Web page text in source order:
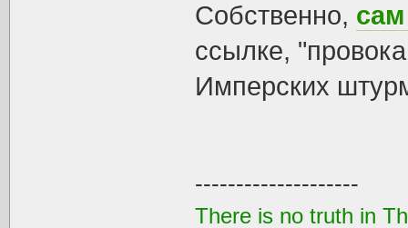
Собственно,
ссылке,
Имперских
--------------------
There is no truth in